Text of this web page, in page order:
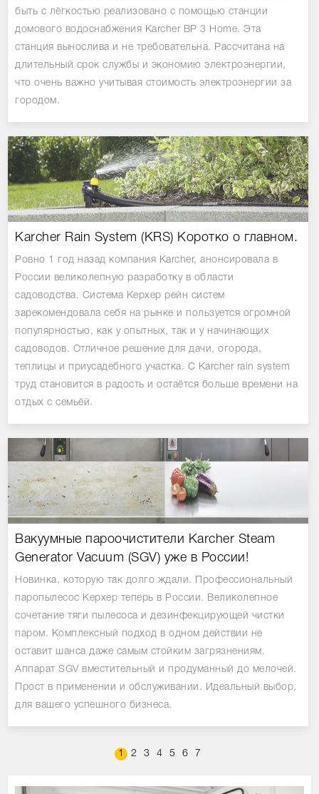
быть с лёгкостью реализовано с помощью станции
домового водоснабжения Karcher BP 3 Home. Эта
станция вынослива и не требовательна. Рассчитана на
длительный срок службы и экономию электроэнергии,
что очень важно учитывая стоимость электроэнергии за
городом.
Karcher Rain System (KRS) Коротко о главном.
Ровно 1 год назад компания Karcher, анонсировала в
России великолепную разработку в области
садоводства. Система Керхер рейн систем
зарекомендовала себя на рынке и пользуется огромной
популярностью, как у опытных, так и у начинающих
садоводов. Отличное решение для дачи, огорода,
теплицы и приусадебного участка. С Karcher rain system
труд становится в радость и остаётся больше времени на
отдых с семьёй.
Вакуумные пароочистители Karcher Steam
Generator Vacuum (SGV) уже в России!
Новинка, которую так долго ждали. Профессиональный
паропылесос Керхер теперь в России. Великолепное
сочетание тяги пылесоса и дезинфекцирующей чистки
паром. Комплексный подход в одном действии не
оставит шанса даже самым стойким загрязнениям.
Аппарат SGV вместительный и продуманный до мелочей.
Прост в применении и обслуживании. Идеальный выбор,
для вашего успешного бизнеса.
1 2 3 4 5 6 7